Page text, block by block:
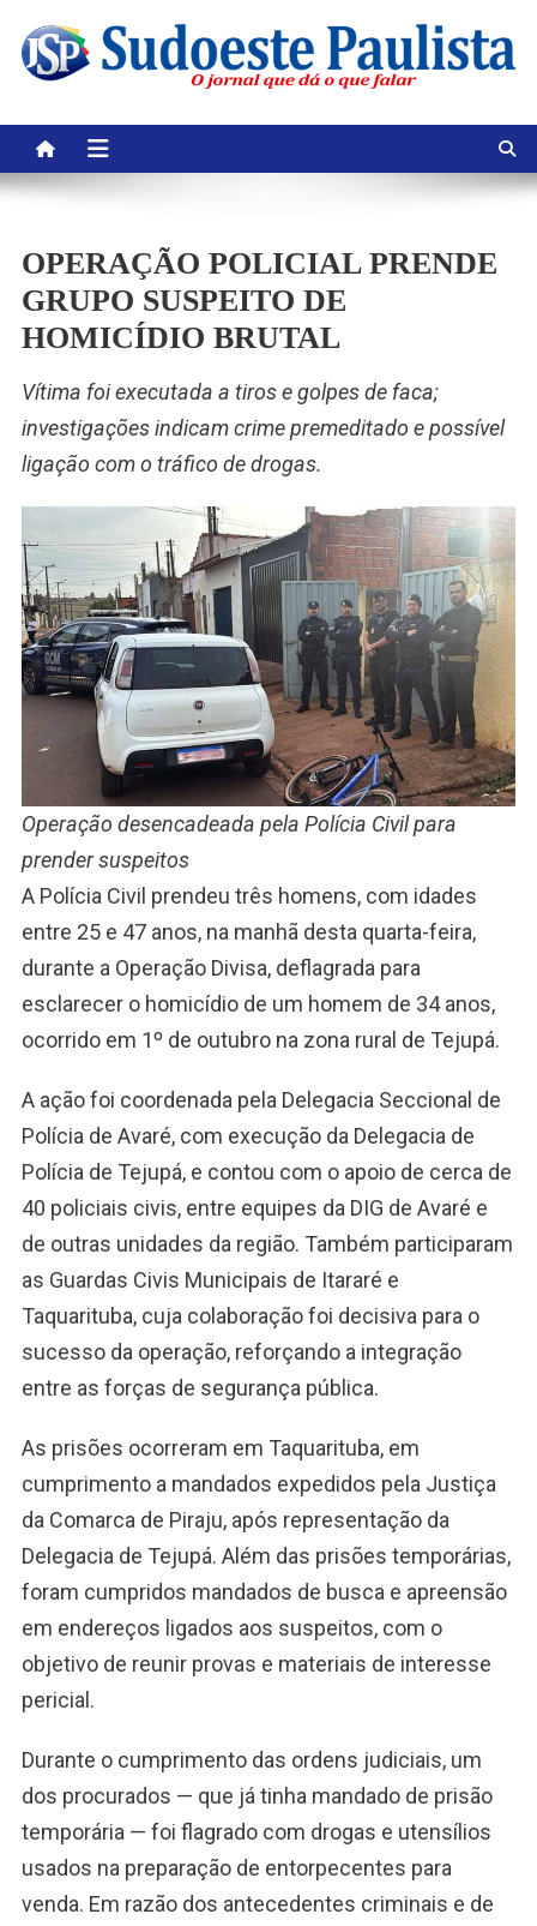
content
OPERAÇÃO POLICIAL PRENDE
GRUPO SUSPEITO DE
HOMICÍDIO BRUTAL
Vítima foi executada a tiros e golpes de faca;
investigações indicam crime premeditado e possível
ligação com o tráfico de drogas.
Operação desencadeada pela Polícia Civil para
prender suspeitos
A Polícia Civil prendeu três homens, com idades
entre 25 e 47 anos, na manhã desta quarta-feira,
durante a Operação Divisa, deflagrada para
esclarecer o homicídio de um homem de 34 anos,
ocorrido em 1º de outubro na zona rural de Tejupá.
A ação foi coordenada pela Delegacia Seccional de
Polícia de Avaré, com execução da Delegacia de
Polícia de Tejupá, e contou com o apoio de cerca de
40 policiais civis, entre equipes da DIG de Avaré e
de outras unidades da região. Também participaram
as Guardas Civis Municipais de Itararé e
Taquarituba, cuja colaboração foi decisiva para o
sucesso da operação, reforçando a integração
entre as forças de segurança pública.
As prisões ocorreram em Taquarituba, em
cumprimento a mandados expedidos pela Justiça
da Comarca de Piraju, após representação da
Delegacia de Tejupá. Além das prisões temporárias,
foram cumpridos mandados de busca e apreensão
em endereços ligados aos suspeitos, com o
objetivo de reunir provas e materiais de interesse
pericial.
Durante o cumprimento das ordens judiciais, um
dos procurados — que já tinha mandado de prisão
temporária — foi flagrado com drogas e utensílios
usados na preparação de entorpecentes para
venda. Em razão dos antecedentes criminais e de